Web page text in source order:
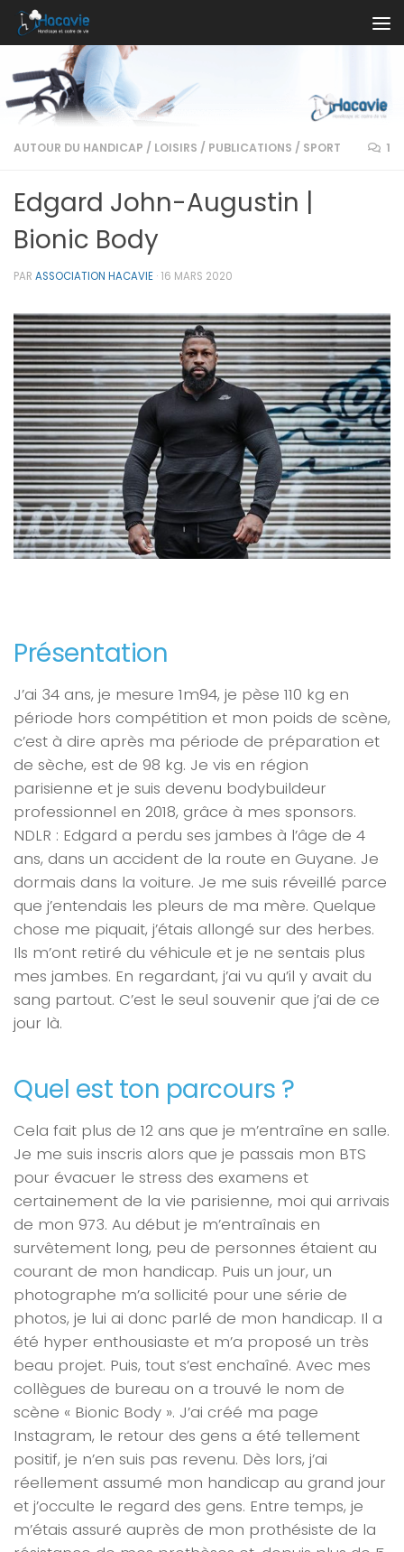
Au dessous du contenu
AUTOUR DU HANDICAP / LOISIRS / PUBLICATIONS / SPORT 1
Edgard John-Augustin |
Bionic Body
PAR ASSOCIATION HACAVIE · 16 MARS 2020
Présentation
J’ai 34 ans, je mesure 1m94, je pèse 110 kg en
période hors compétition et mon poids de scène,
c’est à dire après ma période de préparation et
de sèche, est de 98 kg. Je vis en région
parisienne et je suis devenu bodybuildeur
professionnel en 2018, grâce à mes sponsors.
NDLR : Edgard a perdu ses jambes à l’âge de 4
ans, dans un accident de la route en Guyane. Je
dormais dans la voiture. Je me suis réveillé parce
que j’entendais les pleurs de ma mère. Quelque
chose me piquait, j’étais allongé sur des herbes.
Ils m’ont retiré du véhicule et je ne sentais plus
mes jambes. En regardant, j’ai vu qu’il y avait du
sang partout. C’est le seul souvenir que j’ai de ce
jour là.
Quel est ton parcours ?
Cela fait plus de 12 ans que je m’entraîne en salle.
Je me suis inscris alors que je passais mon BTS
pour évacuer le stress des examens et
certainement de la vie parisienne, moi qui arrivais
de mon 973. Au début je m’entraînais en
survêtement long, peu de personnes étaient au
courant de mon handicap. Puis un jour, un
photographe m’a sollicité pour une série de
photos, je lui ai donc parlé de mon handicap. Il a
été hyper enthousiaste et m’a proposé un très
beau projet. Puis, tout s’est enchaîné. Avec mes
collègues de bureau on a trouvé le nom de
scène « Bionic Body ». J’ai créé ma page
Instagram, le retour des gens a été tellement
positif, je n’en suis pas revenu. Dès lors, j’ai
réellement assumé mon handicap au grand jour
et j’occulte le regard des gens. Entre temps, je
m’étais assuré auprès de mon prothésiste de la